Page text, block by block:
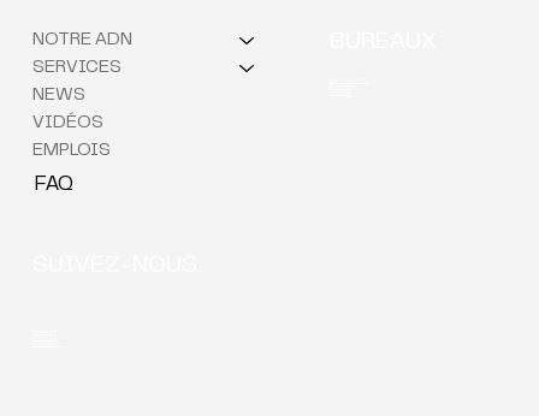
NOTRE ADN
SERVICES
NEWS
VIDÉOS
EMPLOIS
FAQ